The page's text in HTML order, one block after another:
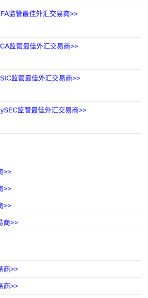
监管最佳外汇交易商>>
监管最佳外汇交易商>>
监管最佳外汇交易商>>
监管最佳外汇交易商>>
>>
>>
>>
商>>
商>>
商>>